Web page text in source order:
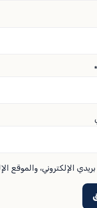
*
الإلكتروني، والموقع